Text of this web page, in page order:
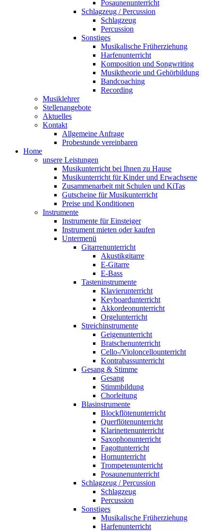
Posaunenunterricht
Schlagzeug / Percussion
Schlagzeug
Percussion
Sonstiges
Musikalische Früherziehung
Harfenunterricht
Komposition und Songwriting
Musiktheorie und Gehörbildung
Bandcoaching
Recording
Musiklehrer
Stellenangebote
Aktuelles
Kontakt
Allgemeine Anfrage
Probestunde vereinbaren
Home
unsere Leistungen
Musikunterricht bei Ihnen zu Hause
Musikunterricht für Kinder und Erwachsene
Zusammenarbeit mit Schulen und KiTas
Gutscheine für Musikunterricht
Preise und Konditionen
Instrumente
Instrumente für Einsteiger
Instrument mieten oder kaufen
Untermenü
Gitarrenunterricht
Akustikgitarre
E-Gitarre
E-Bass
Tasteninstrumente
Klavierunterricht
Keyboardunterricht
Akkordeonunterricht
Orgelunterricht
Streichinstrumente
Geigenunterricht
Bratschenunterricht
Cello-/Violoncellounterricht
Kontrabassunterricht
Gesang & Stimme
Gesang
Stimmbildung
Chorleitung
Blasinstrumente
Blockflötenunterricht
Querflötenunterricht
Klarinettenunterricht
Saxophonunterricht
Fagottunterricht
Hornunterricht
Trompetenunterricht
Posaunenunterricht
Schlagzeug / Percussion
Schlagzeug
Percussion
Sonstiges
Musikalische Früherziehung
Harfenunterricht